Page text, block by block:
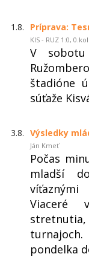
1.8. Príprava:
KIS - RUZ 1:0,
V
štadióne
súťaže
3.8. Výsledky
Ján Kmeť
Počas
mladší
Viaceré
pondelka